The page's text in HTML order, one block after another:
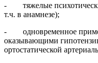
- тяжелые
т.ч. в анамнезе);
- одновременное
оказывающими
ортостатической